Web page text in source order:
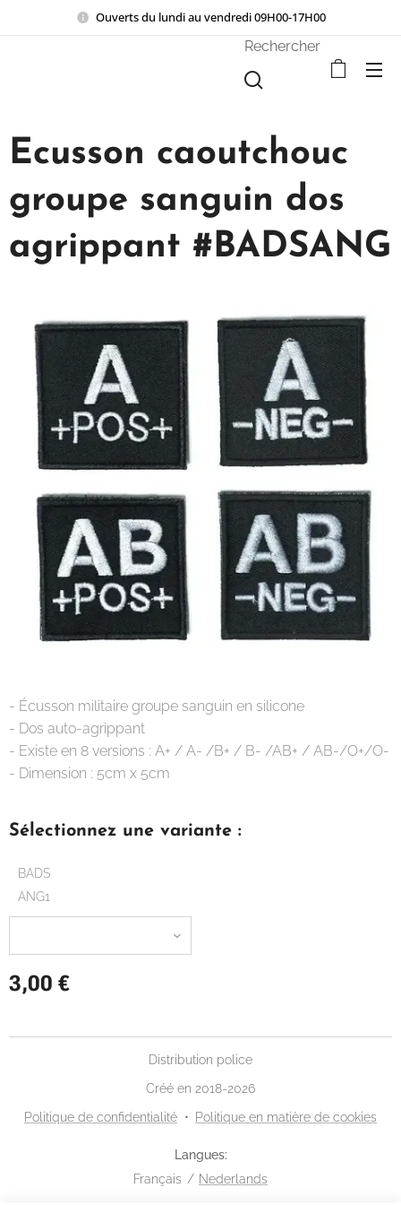
Ouverts du lundi au vendredi 09H00-17H00
Rechercher
Ecusson caoutchouc
groupe sanguin dos
agrippant #BADSANG
- Écusson militaire groupe sanguin en silicone
- Dos auto-agrippant
- Existe en 8 versions : A+ / A- /B+ / B- /AB+ / AB-/O+/O-
- Dimension : 5cm x 5cm
Sélectionnez une variante :
BADS
ANG1
3,00 €
Distribution police
Créé en 2018-2026
Politique de confidentialité
Politique en matière de cookies
Langues
Français
Nederlands